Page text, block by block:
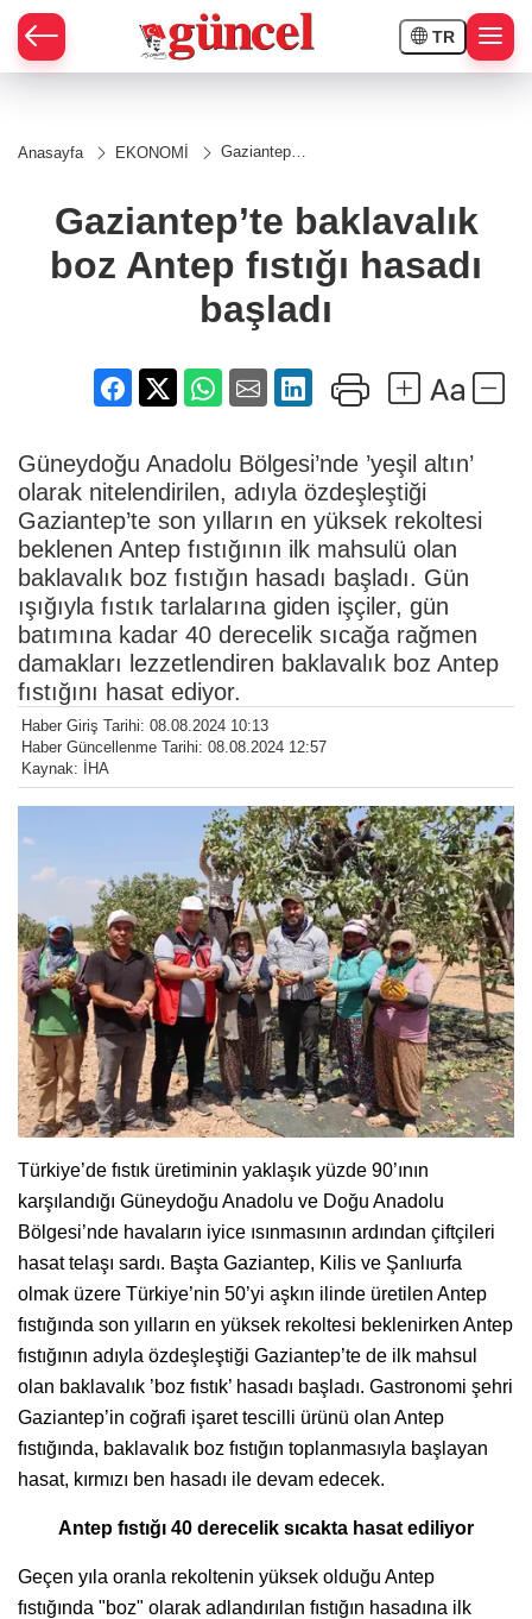
TR
Anasayfa EKONOMİ
Gaziantep’te
fıstığı
hasadı
başladı
Gaziantep’te baklavalık
boz Antep fıstığı hasadı
başladı
Güneydoğu Anadolu Bölgesi’nde ’yeşil altın’
olarak nitelendirilen, adıyla özdeşleştiği
Gaziantep’te son yılların en yüksek rekoltesi
beklenen Antep fıstığının ilk mahsulü olan
baklavalık boz fıstığın hasadı başladı. Gün
ışığıyla fıstık tarlalarına giden işçiler, gün
batımına kadar 40 derecelik sıcağa rağmen
damakları lezzetlendiren baklavalık boz Antep
fıstığını hasat ediyor.
Haber Giriş Tarihi: 08.08.2024 10:13
Haber Güncellenme Tarihi: 08.08.2024 12:57
Kaynak: İHA
Türkiye’de fıstık üretiminin yaklaşık yüzde 90’ının
karşılandığı Güneydoğu Anadolu ve Doğu Anadolu
Bölgesi’nde havaların iyice ısınmasının ardından çiftçileri
hasat telaşı sardı. Başta Gaziantep, Kilis ve Şanlıurfa
olmak üzere Türkiye’nin 50’yi aşkın ilinde üretilen Antep
fıstığında son yılların en yüksek rekoltesi beklenirken Antep
fıstığının adıyla özdeşleştiği Gaziantep’te de ilk mahsul
olan baklavalık ’boz fıstık’ hasadı başladı. Gastronomi şehri
Gaziantep’in coğrafi işaret tescilli ürünü olan Antep
fıstığında, baklavalık boz fıstığın toplanmasıyla başlayan
hasat, kırmızı ben hasadı ile devam edecek.
Antep fıstığı 40 derecelik sıcakta hasat ediliyor
Geçen yıla oranla rekoltenin yüksek olduğu Antep
fıstığında "boz" olarak adlandırılan fıstığın hasadına ilk